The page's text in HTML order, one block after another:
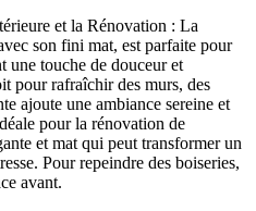
et la Rénovation : La
son fini mat, est parfaite pour
une touche de douceur et
pour rafraîchir des murs, des
ajoute une ambiance sereine et
pour la rénovation de
et mat qui peut transformer un
Pour repeindre des boiseries,
avant.